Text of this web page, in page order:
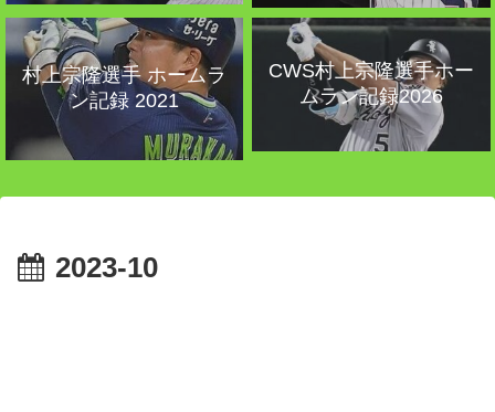
村上宗隆選手 ホームラ
ン記録 2021
CWS村上宗隆選手ホー
ムラン記録2026
2023-10